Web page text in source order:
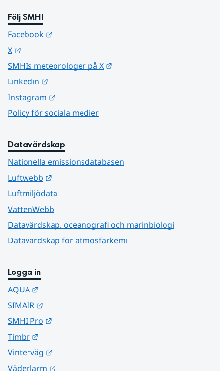
Följ SMHI
Facebook
X
SMHIs meteorologer på X
Linkedin
Instagram
Policy för sociala medier
Datavärdskap
Nationella emissionsdatabasen
Luftwebb
Luftmiljödata
VattenWebb
Datavärdskap, oceanografi och marinbiologi
Datavärdskap för atmosfärkemi
Logga in
AQUA
SIMAIR
SMHI Pro
Timbr
Vinterväg
Väderlarm